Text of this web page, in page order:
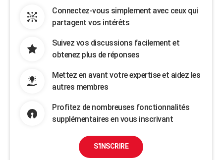
Connectez-vous simplement avec ceux qui
partagent vos intérêts
Suivez vos discussions facilement et
obtenez plus de réponses
Mettez en avant votre expertise et aidez les
autres membres
Profitez de nombreuses fonctionnalités
supplémentaires en vous inscrivant
S'INSCRIRE